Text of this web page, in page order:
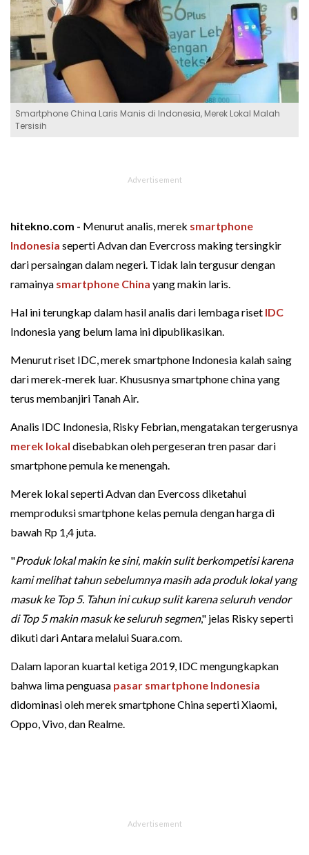
Smartphone China Laris Manis di Indonesia, Merek Lokal Malah
Tersisih
hitekno.com - Menurut analis, merek smartphone
Indonesia seperti Advan dan Evercross making tersingkir
dari persaingan dalam negeri. Tidak lain tergusur dengan
ramainya smartphone China yang makin laris.
Hal ini terungkap dalam hasil analis dari lembaga riset IDC
Indonesia yang belum lama ini dipublikasikan.
Menurut riset IDC, merek smartphone Indonesia kalah saing
dari merek-merek luar. Khususnya smartphone china yang
terus membanjiri Tanah Air.
Analis IDC Indonesia, Risky Febrian, mengatakan tergerusnya
merek lokal disebabkan oleh pergeseran tren pasar dari
smartphone pemula ke menengah.
Merek lokal seperti Advan dan Evercoss diketahui
memproduksi smartphone kelas pemula dengan harga di
bawah Rp 1,4 juta.
"Produk lokal makin ke sini, makin sulit berkompetisi karena
kami melihat tahun sebelumnya masih ada produk lokal yang
masuk ke Top 5. Tahun ini cukup sulit karena seluruh vendor
di Top 5 makin masuk ke seluruh segmen," jelas Risky seperti
dikuti dari Antara melalui Suara.com.
Dalam laporan kuartal ketiga 2019, IDC mengungkapkan
bahwa lima penguasa pasar smartphone Indonesia
didominasi oleh merek smartphone China seperti Xiaomi,
Oppo, Vivo, dan Realme.